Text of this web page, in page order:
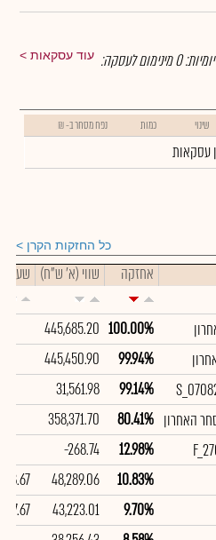
עוד עסקאות 0מינימום לעסקה:
שינוי כמות נפח מסחר ב- ₪
עסקאות
כל החזקות הקרן
אחזקה שווי (א' ש"ח) שער
100.00%
445,685.20
99.94%
445,450.90
99.14%
31,561.98
האחרון 80.41%
358,371.70
12.98%
-268.74
10.83%
48,289.06
98.67
9.70%
43,223.01
97.67